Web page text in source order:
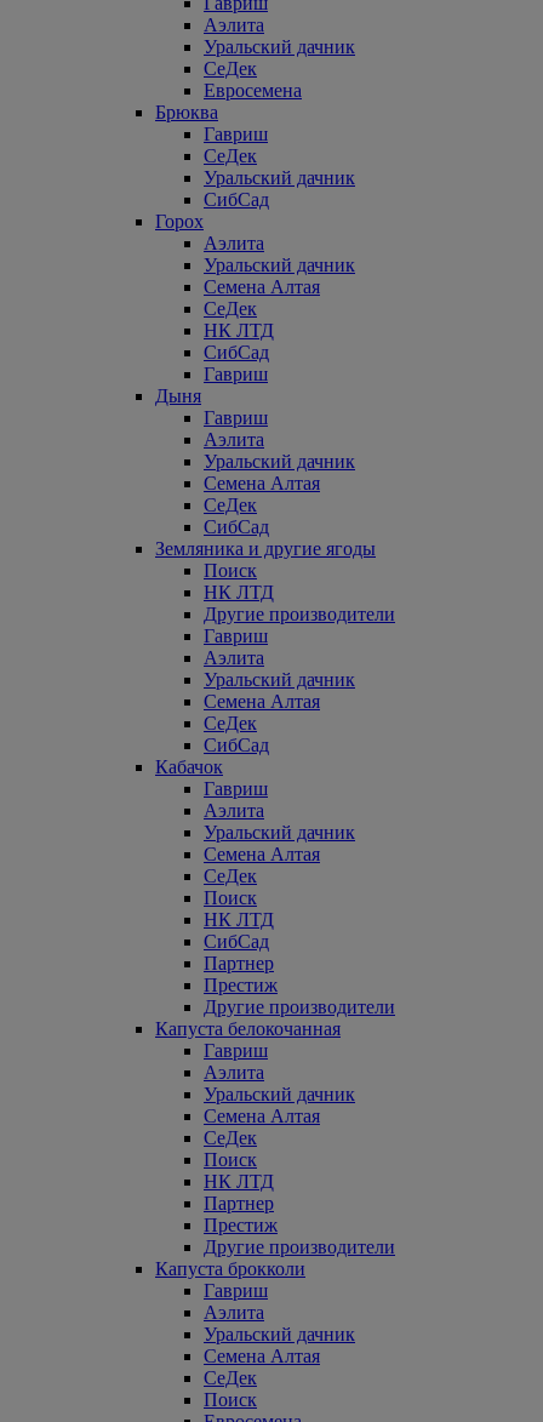
Аэлита
Уральский дачник
СеДек
Евросемена
Брюква
Гавриш
СеДек
Уральский дачник
СибСад
Горох
Аэлита
Уральский дачник
Семена Алтая
СеДек
НК ЛТД
СибСад
Гавриш
Дыня
Гавриш
Аэлита
Уральский дачник
Семена Алтая
СеДек
СибСад
Земляника и другие ягоды
Поиск
НК ЛТД
Другие производители
Гавриш
Аэлита
Уральский дачник
Семена Алтая
СеДек
СибСад
Кабачок
Гавриш
Аэлита
Уральский дачник
Семена Алтая
СеДек
Поиск
НК ЛТД
СибСад
Партнер
Престиж
Другие производители
Капуста белокочанная
Гавриш
Аэлита
Уральский дачник
Семена Алтая
СеДек
Поиск
НК ЛТД
Партнер
Престиж
Другие производители
Капуста брокколи
Гавриш
Аэлита
Уральский дачник
Семена Алтая
СеДек
Поиск